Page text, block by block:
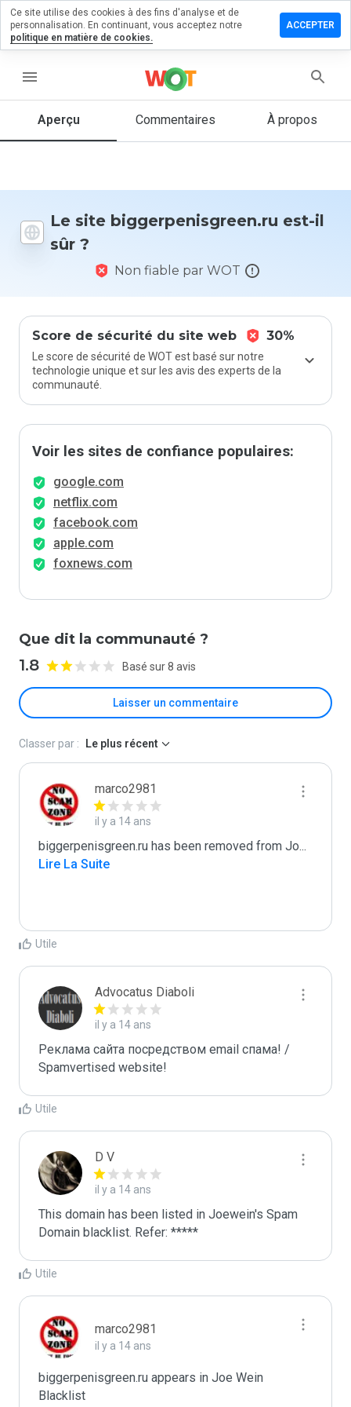
menu
Aperçu Commentaires À propos
Le site biggerpenisgreen.ru est-il
sûr ?
Non fiable par WOT
Score de sécurité du site web 30%
Le score de sécurité de WOT est basé sur notre
technologie unique et sur les avis des experts de la
communauté.
Voir les sites de confiance populaires:
google.com
netflix.com
facebook.com
apple.com
foxnews.com
Que dit la communauté ?
1.8 Basé sur 8 avis
Laisser un commentaire
un
sur
Quelle
donneriez-
Classer par : Le plus récent
marco2981
il y a 14 ans
biggerpenisgreen.ru has been removed from Jo...
Lire La Suite
Utile
Advocatus Diaboli
il y a 14 ans
Реклама сайта посредством email спама! /
Spamvertised website!
Utile
D V
il y a 14 ans
This domain has been listed in Joewein's Spam
Domain blacklist. Refer: *****
Utile
marco2981
il y a 14 ans
biggerpenisgreen.ru appears in Joe Wein
Blacklist
Ce site utilise des cookies à des fins d'analyse et de
personnalisation. En continuant, vous acceptez notre
politique en matière de cookies.
ACCEPTER